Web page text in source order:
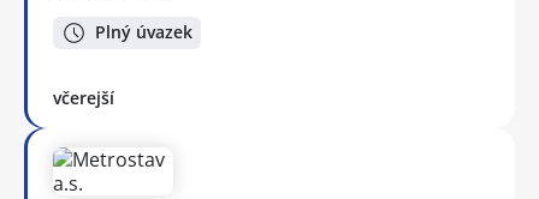
Plný úvazek
včerejší